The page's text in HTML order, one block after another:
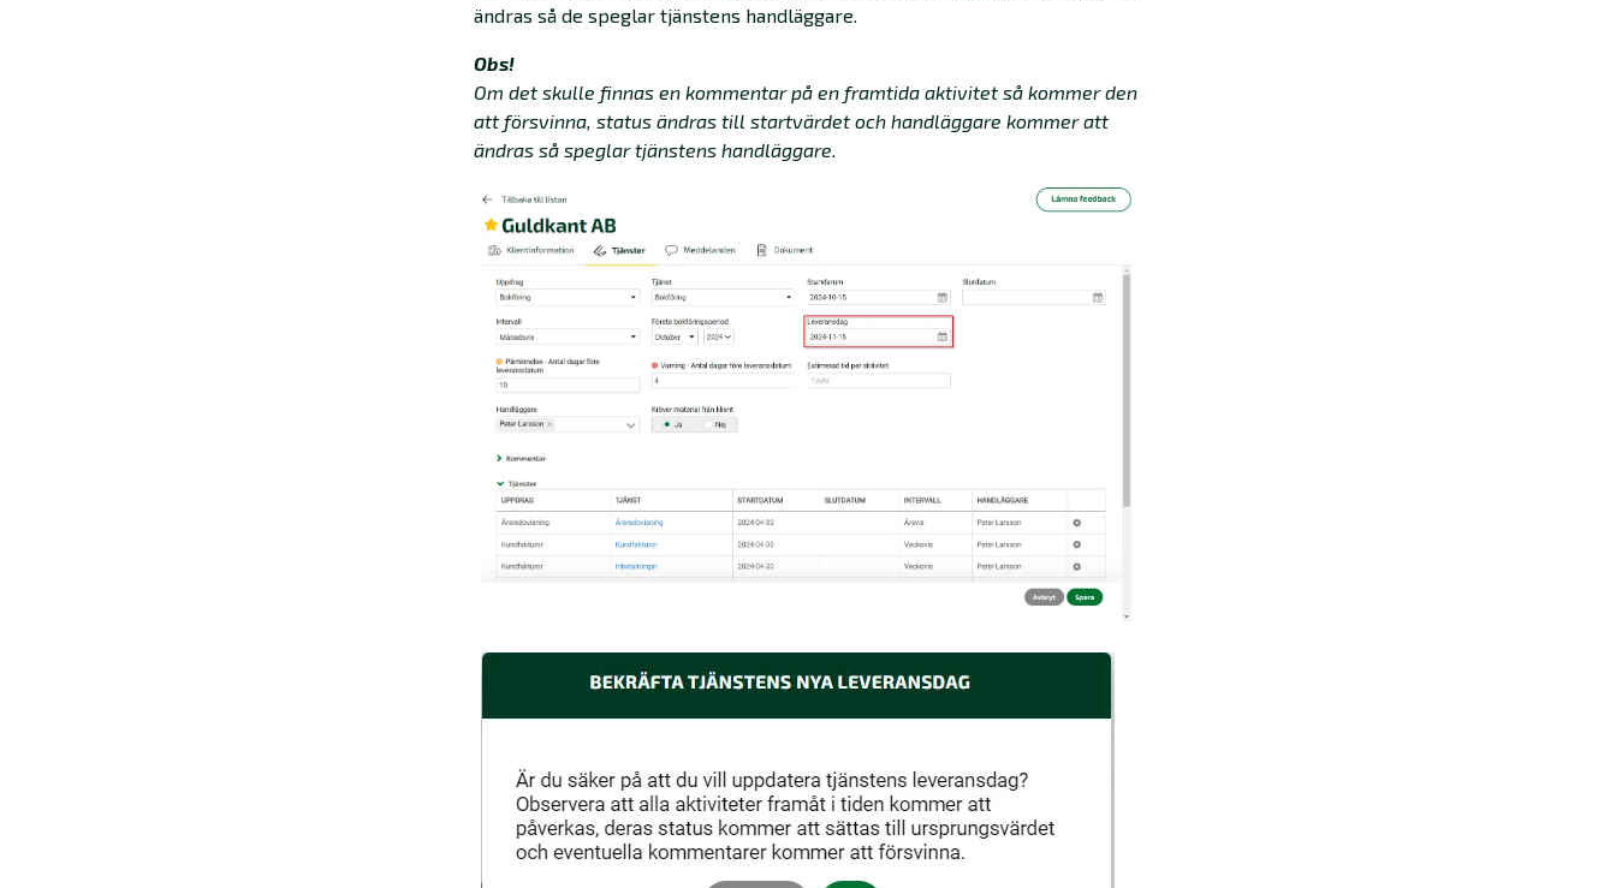
ändras så de speglar tjänstens handläggare.
Obs!
Om det skulle finnas en kommentar på en framtida aktivitet så kommer den
att försvinna, status ändras till startvärdet och handläggare kommer att
ändras så speglar tjänstens handläggare.